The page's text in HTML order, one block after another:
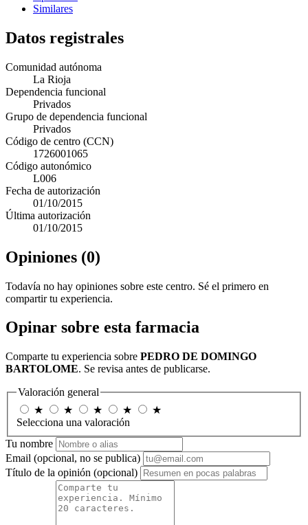
Similares
Datos registrales
Comunidad autónoma
La Rioja
Dependencia funcional
Privados
Grupo de dependencia funcional
Privados
Código de centro (CCN)
1726001065
Código autonómico
L006
Fecha de autorización
01/10/2015
Última autorización
01/10/2015
Opiniones (0)
Todavía no hay opiniones sobre este centro. Sé el primero en
compartir tu experiencia.
Opinar sobre esta farmacia
Comparte tu experiencia sobre PEDRO DE DOMINGO
BARTOLOME. Se revisa antes de publicarse.
Valoración general
★
★ ★ ★
★
Selecciona una valoración
Tu nombre
Email (opcional, no se publica)
Título de la opinión (opcional)